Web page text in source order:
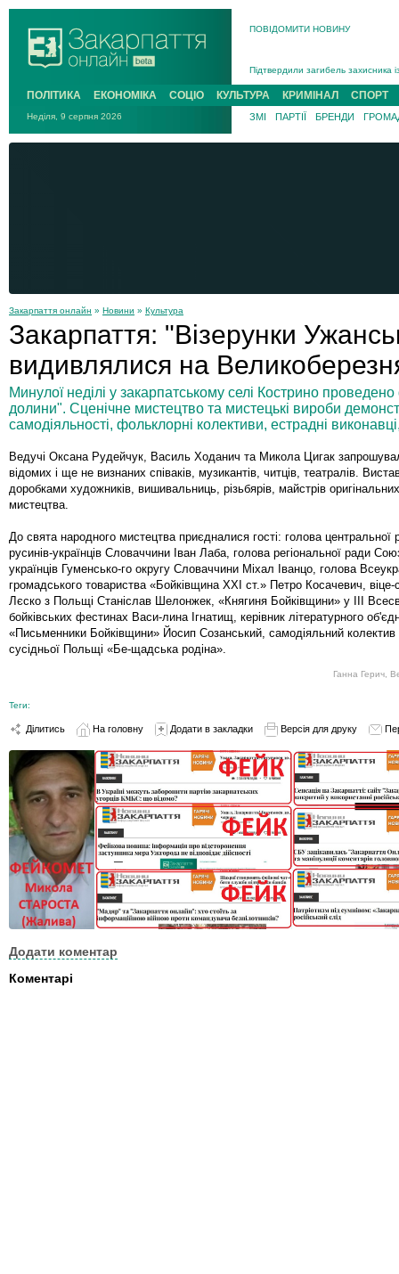
ПОВІДОМИТИ НОВИНУ
В Ужгороді попрощаються із
Підтвердили загибель
На війні з рф поліг військовий з
На війні загинув 26-річний
ПОЛІТИКА ЕКОНОМІКА СОЦІО КУЛЬТУРА КРИМІНАЛ СПОРТ
Неділя, 9 серпня 2026 ЗМІ ПАРТІЇ БРЕНДИ
Закарпаття онлайн » Новини » Культура
Закарпаття: "Візерунки
видивлялися на
Минулої неділі у закарпатському селі Кострино
долини". Сценічне мистецтво та мистецькі вироби
самодіяльності, фольклорні колективи, естрадні
Ведучі Оксана Рудейчук, Василь Ходанич та Микола Цигак
відомих і ще не визнаних співаків, музикантів, читців, театралів.
доробками художників, вишивальниць, різьбярів, майстрів
мистецтва.
До свята народного мистецтва приєдналися гості: голова
русинів-українців Словаччини Іван Лаба, голова регіональної ради
українців Гуменсько-го округу Словаччини Міхал Іванцо, голова
громадського товариства «Бойківщина XXI ст.» Петро Косачевич, віце-
Лєско з Польщі Станіслав Шелонжек, «Княгиня Бойківщини» у III
бойківських фестинах Васи-лина Ігнатищ, керівник літературного
«Письменники Бойківщини» Йосип Созанський, самодіяльний колектив
сусідньої Польщі «Бе-щадська родіна».
Ганна Герич,
Теги:
Ділитись На головну Додати в закладки Версія для друку
Додати коментар
Коментарі